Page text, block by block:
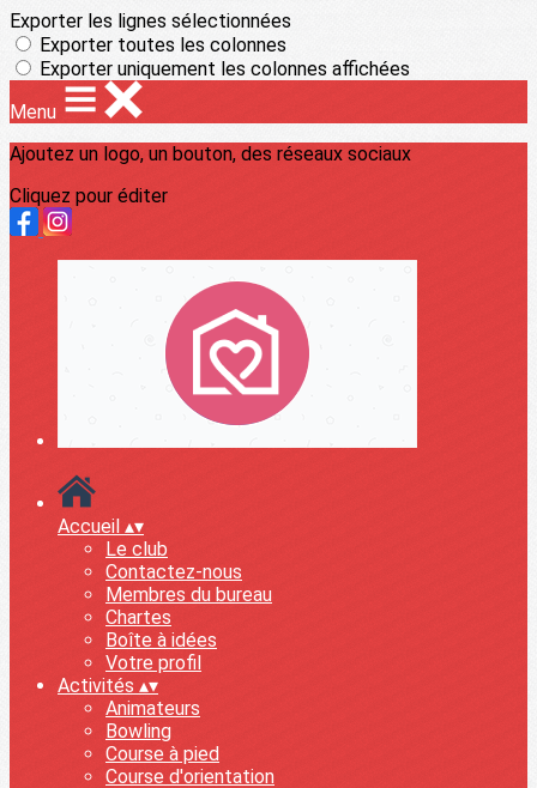
Exporter les lignes sélectionnées
Exporter toutes les colonnes
Exporter uniquement les colonnes affichées
Menu
Ajoutez un logo, un bouton, des réseaux sociaux
Cliquez pour éditer
Accueil ▴▾
Le club
Contactez-nous
Membres du bureau
Chartes
Boîte à idées
Votre profil
Activités ▴▾
Animateurs
Bowling
Course à pied
Course d'orientation